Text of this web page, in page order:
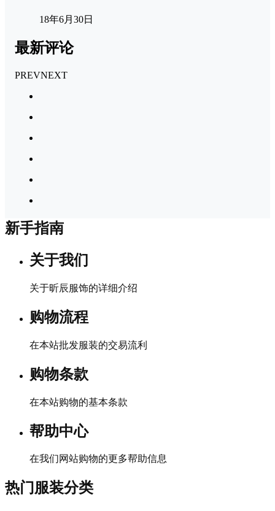
18年6月30日
最新评论
PREVNEXT
新手指南
关于我们
关于昕辰服饰的详细介绍
购物流程
在本站批发服装的交易流利
购物条款
在本站购物的基本条款
帮助中心
在我们网站购物的更多帮助信息
热门服装分类